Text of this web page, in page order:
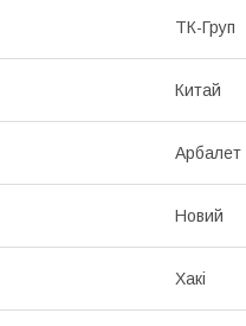
ТК-Груп
Китай
Арбалет
Новий
Хакі